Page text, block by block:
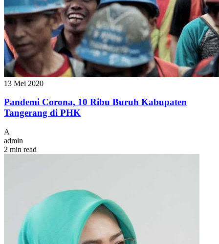
13 Mei 2020
Pandemi Corona, 10 Ribu Buruh Kabupaten
Tangerang di PHK
A
admin
2 min read